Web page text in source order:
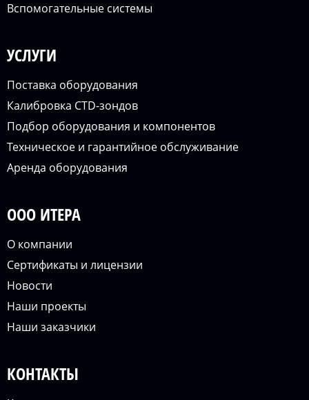
Вспомогательные системы
УСЛУГИ
Поставка оборудования
Калибровка CTD-зондов
Подбор оборудования и компонентов
Техническое и гарантийное обслуживание
Аренда оборудования
ООО ИТЕРА
О компании
Сертификаты и лицензии
Новости
Наши проекты
Наши заказчики
КОНТАКТЫ